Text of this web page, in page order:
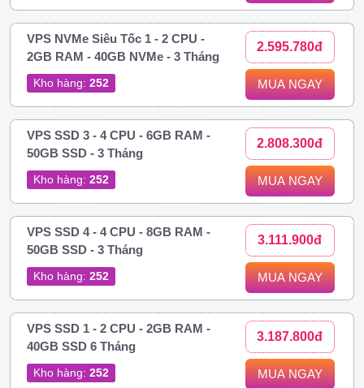
VPS NVMe Siêu Tốc 1 - 2 CPU -
2GB RAM - 40GB NVMe - 3 Tháng
Kho hàng: 252
2.595.780đ
MUA NGAY
VPS SSD 3 - 4 CPU - 6GB RAM -
50GB SSD - 3 Tháng
Kho hàng: 252
2.808.300đ
MUA NGAY
VPS SSD 4 - 4 CPU - 8GB RAM -
50GB SSD - 3 Tháng
Kho hàng: 252
3.111.900đ
MUA NGAY
VPS SSD 1 - 2 CPU - 2GB RAM -
40GB SSD 6 Tháng
Kho hàng: 252
3.187.800đ
MUA NGAY